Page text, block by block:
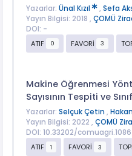
Yazarlar: Ünal Kızıl , Sefa
Yayın Bilgisi: 2018 , ÇOMÜ
DOI: -
ATIF
0 FAVORİ 3
Makine Öğrenmesi
Sayısının Tespiti ve
Yazarlar: Selçuk Çetin ,
Yayın Bilgisi: 2022 , ÇOMÜ
DOI: 10.33202/
ATIF
1 FAVORİ 3